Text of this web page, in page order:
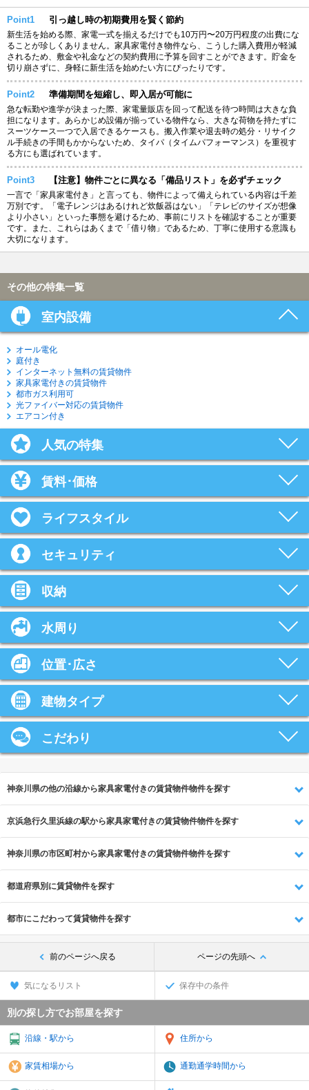
Point1 引っ越し時の初期費用を賢く節約
新生活を始める際、家電一式を揃えるだけでも10万円〜20万円程度の出費にな
ることが珍しくありません。家具家電付き物件なら、こうした購入費用が軽減
されるため、敷金や礼金などの契約費用に予算を回すことができます。貯金を
切り崩さずに、身軽に新生活を始めたい方にぴったりです。
Point2 準備期間を短縮し、即入居が可能に
急な転勤や進学が決まった際、家電量販店を回って配送を待つ時間は大きな負
担になります。あらかじめ設備が揃っている物件なら、大きな荷物を持たずに
スーツケース一つで入居できるケースも。搬入作業や退去時の処分・リサイク
ル手続きの手間もかからないため、タイパ（タイムパフォーマンス）を重視す
る方にも選ばれています。
Point3 【注意】物件ごとに異なる「備品リスト」を必ずチェック
一言で「家具家電付き」と言っても、物件によって備えられている内容は千差
万別です。「電子レンジはあるけれど炊飯器はない」「テレビのサイズが想像
より小さい」といった事態を避けるため、事前にリストを確認することが重要
です。また、これらはあくまで「借り物」であるため、丁寧に使用する意識も
大切になります。
その他の特集一覧
室内設備
オール電化
庭付き
インターネット無料の賃貸物件
家具家電付きの賃貸物件
都市ガス利用可
光ファイバー対応の賃貸物件
エアコン付き
人気の特集
賃料･価格
ライフスタイル
セキュリティ
収納
水周り
位置･広さ
建物タイプ
こだわり
神奈川県の他の沿線から家具家電付きの賃貸物件物件を探す
京浜急行久里浜線の駅から家具家電付きの賃貸物件物件を探す
神奈川県の市区町村から家具家電付きの賃貸物件物件を探す
都道府県別に賃貸物件を探す
都市にこだわって賃貸物件を探す
前のページへ戻る ページの先頭へ
気になるリスト 保存中の条件
別の探し方でお部屋を探す
沿線・駅から 住所から
家賃相場から 通勤通学時間から